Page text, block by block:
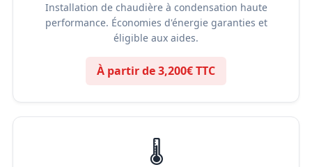
Installation de chaudière à condensation haute
performance. Économies d'énergie garanties et
éligible aux aides.
À partir de 3,200€ TTC
🌡️